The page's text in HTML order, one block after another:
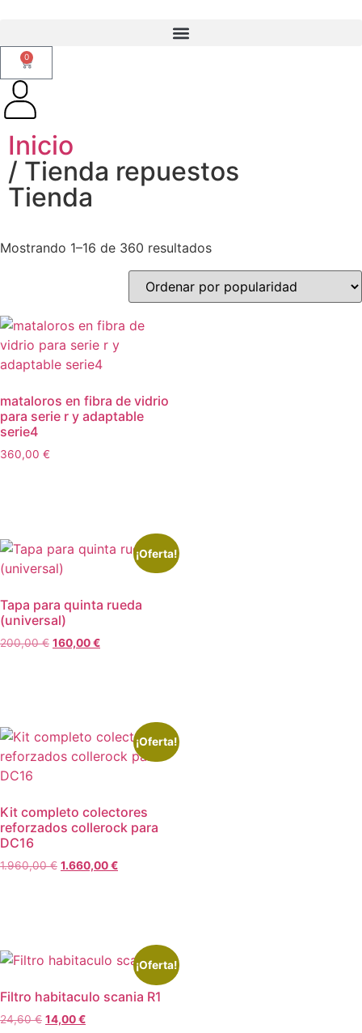
0
Inicio
/ Tienda repuestos
Tienda
Mostrando 1–16 de 360 resultados
mataloros en fibra de vidrio
para serie r y adaptable
serie4
360,00 €
¡Oferta!
Tapa para quinta rueda
(universal)
200,00€ 160,00€
¡Oferta!
Kit completo colectores
reforzados collerock para
DC16
1.960,00€ 1.660,00€
¡Oferta!
Filtro habitaculo scania R1
24,60€ 14,00€